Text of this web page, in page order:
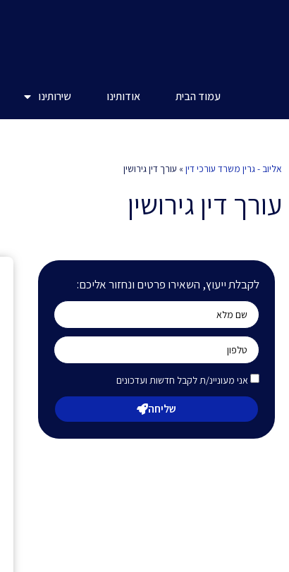
עמוד הבית אודותינו שירותינו
אליוב - גרין משרד עורכי דין» עורך דין גירושין
עורך דין גירושין
לקבלת ייעוץ, השאירו פרטים ונחזור אליכם:
אני מעוניינ/ת לקבל חדשות ועדכונים
שליחה